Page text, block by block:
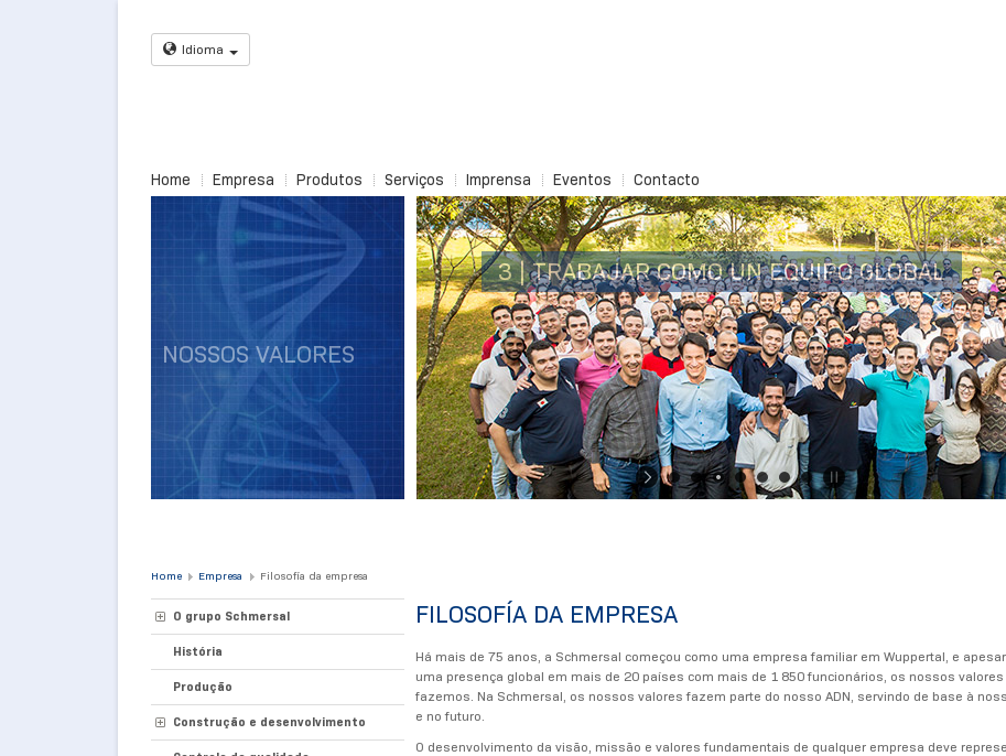
Idioma
Home Empresa Produtos Serviços Imprensa Eventos Contacto
NOSSOS
VALORES
4 | AGIR
DE
MANEIRA
CORRETA
Home Empresa Filosofía da empresa
O grupo Schmersal
História
Produção
Construção e desenvolvimento
FILOSOFÍA DA EMPRESA
Há mais de 75 anos, a Schmersal começou como uma empresa familiar em Wuppertal, e
uma presença global em mais de 20 países com mais de 1 850 funcionários, os nossos
fazemos. Na Schmersal, os nossos valores fazem parte do nosso ADN, servindo de base à
e no futuro.
O desenvolvimento da visão, missão e valores fundamentais de qualquer empresa deve